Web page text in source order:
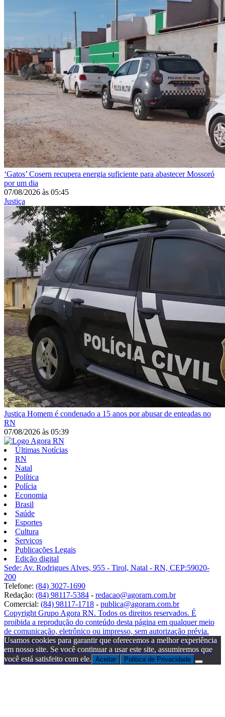
‘Gatos’ Cosern recupera energia suficiente para abastecer Mossoró
por um dia
07/08/2026 às 05:45
Justiça
Justiça Homem é condenado a 15 anos por abusar de enteadas no
RN
07/08/2026 às 05:39
Últimas Notícias
RN
Natal
Política
Polícia
Economia
Brasil
Saúde
Esportes
Cultura
Serviços
Publicações Legais
Edição digital
Sede: Av. Rodrigues Alves, 955 - Tirol, Natal - RN, CEP:59020-
200
Telefone: (84) 3027-1690
Redação: (84) 98117-5384 - redacao@agorarn.com.br
Comercial: (84) 98117-1718 - publica@agorarn.com.br
Copyright Grupo Agora RN. Todos os direitos reservados. É
proibida a reprodução do conteúdo desta página em qualquer meio
de comunicação, eletrônico ou impresso, sem autorização prévia.
Usamos cookies para garantir que oferecemos a melhor experiência
em nosso site. Se você continuar a usar este site, assumiremos que
você está satisfeito com ele. Aceitar Politica de Privacidade